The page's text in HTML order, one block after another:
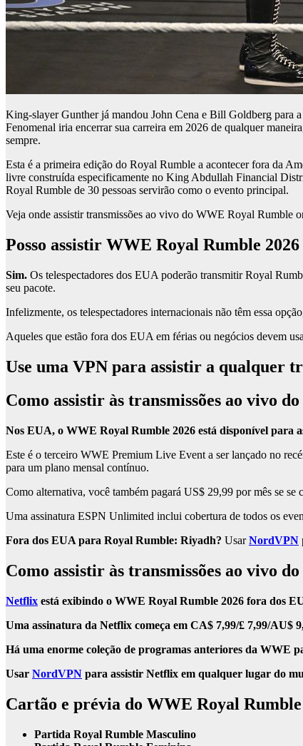
King-slayer Gunther já mandou John Cena e Bill Goldberg para
Fenomenal iria encerrar sua carreira em 2026 de qualquer
sempre.
Esta é a primeira edição do Royal Rumble a acontecer fora da
livre construída especificamente no King Abdullah Financial
Royal Rumble de 30 pessoas servirão como o evento principal.
Veja onde assistir transmissões ao vivo do WWE Royal Rumble
Posso assistir WWE Royal Rumble
Sim. Os telespectadores dos EUA poderão transmitir Royal
seu pacote.
Infelizmente, os telespectadores internacionais não têm essa
Aqueles que estão fora dos EUA em férias ou negócios devem
Use uma VPN para assistir a qualquer
Como assistir às transmissões ao vivo
Nos EUA, o WWE Royal Rumble 2026 está disponível para
Este é o terceiro WWE Premium Live Event a ser lançado no
para um plano mensal contínuo.
Como alternativa, você também pagará US$ 29,99 por mês se
Uma assinatura ESPN Unlimited inclui cobertura de todos os
Fora dos EUA para Royal Rumble: Riyadh? UsarNordVPN
Como assistir às transmissões ao vivo
Netflix está exibindo o WWE Royal Rumble 2026 fora dos
Uma assinatura da Netflix começa em CA$ 7,99/£ 7,99/AU$
Há uma enorme coleção de programas anteriores da WWE
Usar NordVPN para assistir Netflix em qualquer lugar do
Cartão e prévia do WWE Royal Rumble
Partida Royal Rumble Masculino